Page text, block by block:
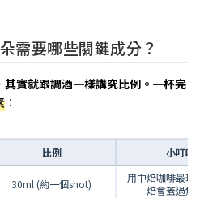
需要哪些關鍵成分？
實就跟調酒一樣講究比例。一杯完
：
比例 小叮嚀
30ml (約一個shot)
用中焙咖啡最理
焙會蓋過焦